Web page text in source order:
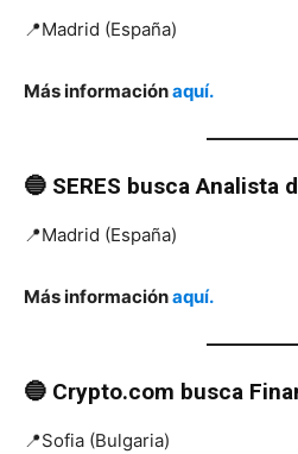
📍Madrid (España)
Más informaciónaquí.
🔵 SERES buscaAnalista
📍Madrid (España)
Más informaciónaquí.
🔵 Crypto.com busca
📍Sofia (Bulgaria)